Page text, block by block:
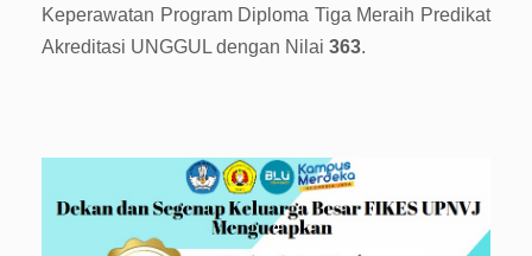
Keperawatan Program Diploma Tiga Meraih Predikat
Akreditasi UNGGUL dengan Nilai 363.